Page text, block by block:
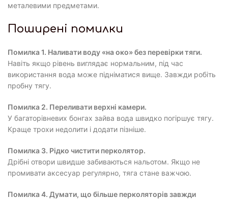
металевими предметами.
Поширені помилки
Помилка 1. Наливати воду «на око» без перевірки тяги.
Навіть якщо рівень виглядає нормальним, під час
використання вода може підніматися вище. Завжди робіть
пробну тягу.
Помилка 2. Переливати верхні камери.
У багаторівневих бонгах зайва вода швидко погіршує тягу.
Краще трохи недолити і додати пізніше.
Помилка 3. Рідко чистити перколятор.
Дрібні отвори швидше забиваються нальотом. Якщо не
промивати аксесуар регулярно, тяга стане важчою.
Помилка 4. Думати, що більше перколяторів завжди